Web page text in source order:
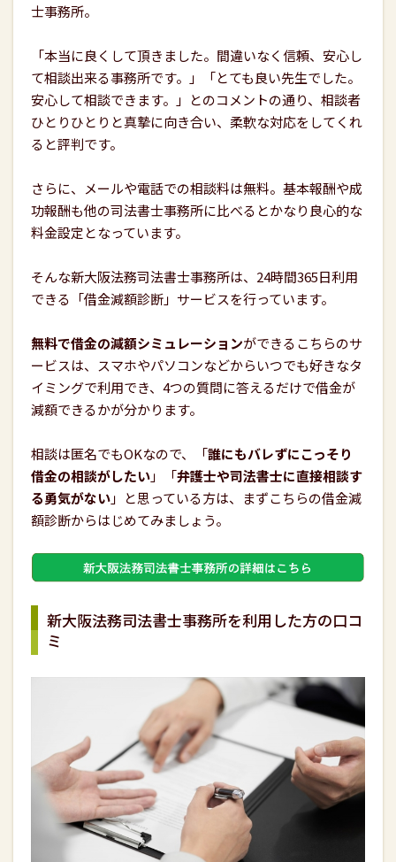
士事務所。
「本当に良くして頂きました。間違いなく信頼、安心し
て相談出来る事務所です。」「とても良い先生でした。
安心して相談できます。」とのコメントの通り、相談者
ひとりひとりと真摯に向き合い、柔軟な対応をしてくれ
ると評判です。
さらに、メールや電話での相談料は無料。基本報酬や成
功報酬も他の司法書士事務所に比べるとかなり良心的な
料金設定となっています。
そんな新大阪法務司法書士事務所は、24時間365日利用
できる「借金減額診断」サービスを行っています。
無料で借金の減額シミュレーションができるこちらのサ
ービスは、スマホやパソコンなどからいつでも好きなタ
イミングで利用でき、4つの質問に答えるだけで借金が
減額できるかが分かります。
相談は匿名でもOKなので、「誰にもバレずにこっそり
借金の相談がしたい」「弁護士や司法書士に直接相談す
る勇気がない」と思っている方は、まずこちらの借金減
額診断からはじめてみましょう。
新大阪法務司法書士事務所を利用した方の口コ
ミ